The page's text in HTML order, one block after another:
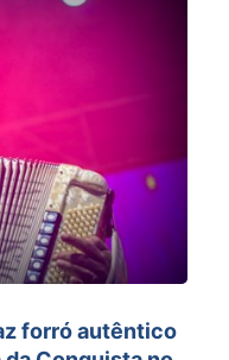
forró autêntico